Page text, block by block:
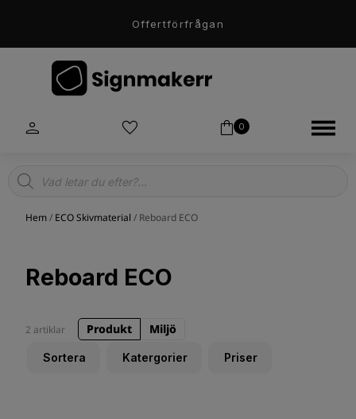
Offertförfrågan
0
Products
search
Hem/ ECO Skivmaterial / Reboard ECO
Reboard ECO
Sortera Katergorier Priser
2 artiklar Produkt Miljö